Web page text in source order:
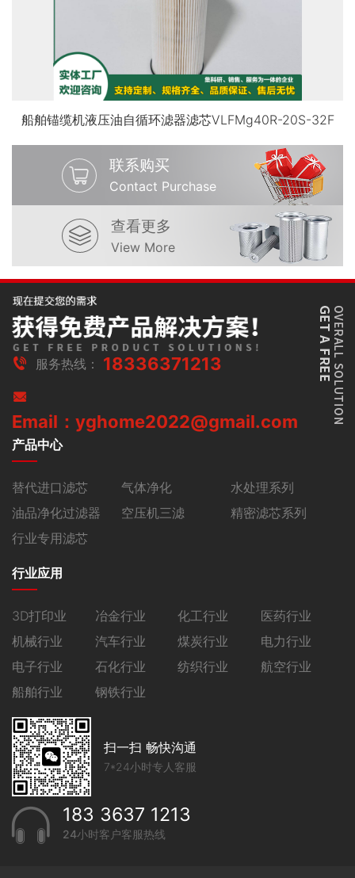
船舶锚缆机液压油自循环滤器滤芯VLFMg40R-20S-32F
联系购买
Contact Purchase
查看更多
View More
服务热线： 18336371213
Email：yghome2022@gmail.com
产品中心
替代进口滤芯 气体净化
水处理系列
油品净化过滤器
空压机三滤
精密滤芯系列
行业专用滤芯
行业应用
3D打印业 冶金行业 化工行业
医药行业
机械行业
汽车行业 煤炭行业
电力行业
电子行业
石化行业 纺织行业
航空行业
船舶行业
钢铁行业
扫一扫 畅快沟通
7*24小时专人客服
183 3637 1213
24小时客户客服热线